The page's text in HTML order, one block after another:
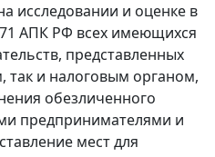
исследовании и оценке в
АПК РФ всех имеющихся
представленных
так и налоговым органом,
обезличенного
предпринимателями и
мест для